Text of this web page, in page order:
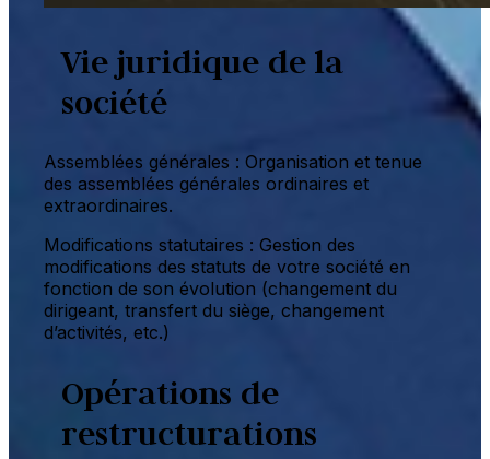
Vie juridique de la
société
Assemblées générales : Organisation et tenue
des assemblées générales ordinaires et
extraordinaires.
Modifications statutaires : Gestion des
modifications des statuts de votre société en
fonction de son évolution (changement du
dirigeant, transfert du siège, changement
d’activités, etc.)
Opérations de
restructurations